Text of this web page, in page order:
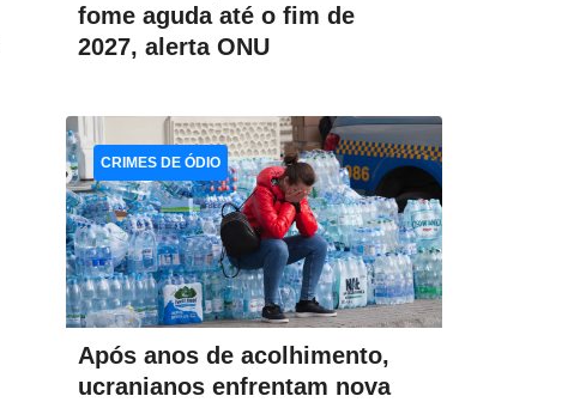
fome aguda até o fim de
2027, alerta ONU
Após anos de acolhimento,
ucranianos enfrentam nova
CRIMES DE ÓDIO